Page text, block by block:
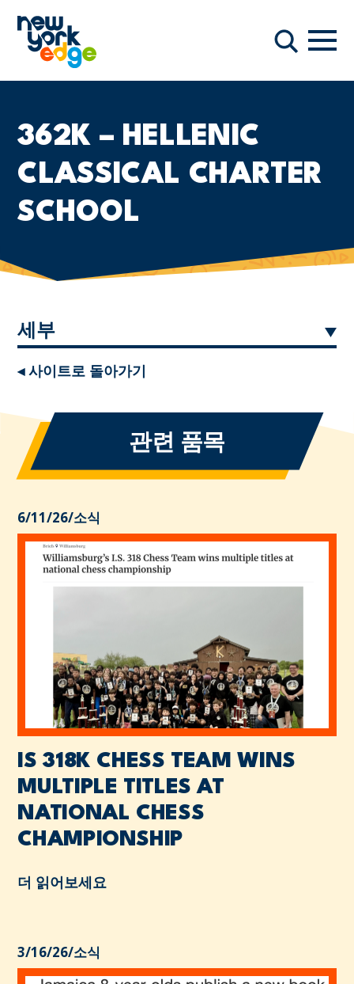
찾다
항해
362K – HELLENIC
CLASSICAL CHARTER
SCHOOL
세부
◂ 사이트로 돌아가기
관련 품목
6/11/26/소식
IS 318K CHESS TEAM WINS
MULTIPLE TITLES AT
NATIONAL CHESS
CHAMPIONSHIP
더 읽어보세요
3/16/26/소식